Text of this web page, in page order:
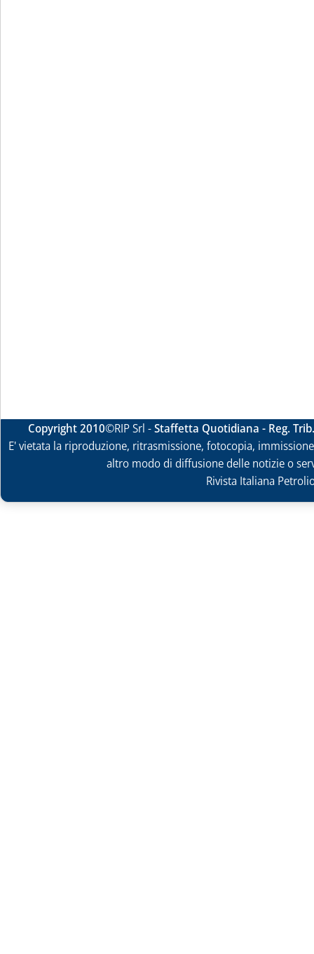
Copyright 2010©RIP Srl -Staffetta Quotidiana - Reg.
E' vietata la riproduzione, ritrasmissione, fotocopia,
altro modo di diffusione delle notizie o
Rivista Italiana